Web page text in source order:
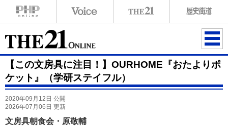
ME
NU
【この文房具に注目！】OURHOME『おたよりポ
ケット』（学研ステイフル）
2020年09月12日 公開
2026年07月06日 更新
文房具朝食会・原敬輔